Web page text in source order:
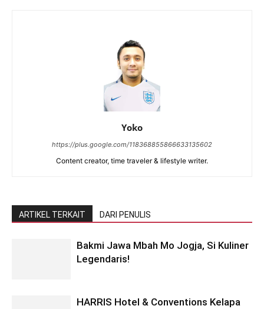
Yoko
https://plus.google.com/118368855866633135602
Content creator, time traveler & lifestyle writer.
ARTIKEL TERKAIT DARI PENULIS
Bakmi Jawa Mbah Mo Jogja, Si Kuliner
Legendaris!
HARRIS Hotel & Conventions Kelapa